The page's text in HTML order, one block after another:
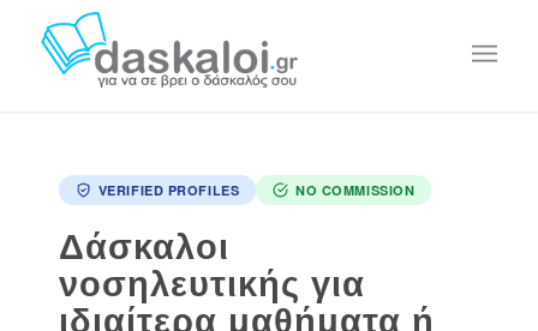
VERIFIED PROFILES NO COMMISSION
Δάσκαλοι
νοσηλευτικής για
ιδιαίτερα μαθήματα ή